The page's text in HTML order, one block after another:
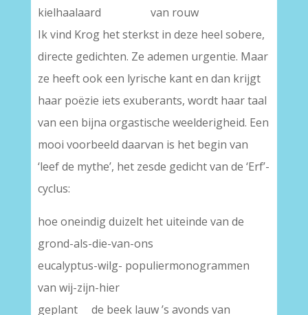
kielhaalaard van rouw
Ik vind Krog het sterkst in deze heel sobere,
directe gedichten. Ze ademen urgentie. Maar
ze heeft ook een lyrische kant en dan krijgt
haar poëzie iets exuberants, wordt haar taal
van een bijna orgastische weelderigheid. Een
mooi voorbeeld daarvan is het begin van
‘leef de mythe’, het zesde gedicht van de ‘Erf’-
cyclus:
hoe oneindig duizelt het uiteinde van de
grond-als-die-van-ons
eucalyptus-wilg- populiermonogrammen
van wij-zijn-hier
geplant de beek lauw ’s avonds van